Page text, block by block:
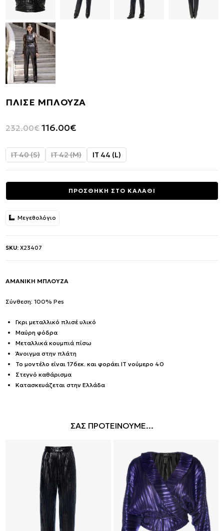
ΠΛΙΣΕ ΜΠΛΟΥΖΑ
232.00€ Original
was:
116.00€
τιμή
116.00€.
IT 40 (S) IT 42 (M) IT 44 (L)
ΠΡΟΣΘΗΚΗ ΣΤΟ ΚΑΛΑΘΙ
Μεγεθολόγιο
SKU:X23407
ΑΜΑΝΙΚΗ ΜΠΛΟΥΖΑ
Σύνθεση: 100% Pes
Γκρι μεταλλικό πλισέ υλικό
Μαύρη φόδρα
Μεταλλικά κουμπιά πίσω
Άνοιγμα στην πλάτη
Το μοντέλο είναι 176εκ. και φοράει IT νούμερο 40
Στεγνό καθάρισμα
Κατασκευάζεται στην Ελλάδα
ΣΑΣ ΠΡΟΤΕΙΝΟΥΜΕ...